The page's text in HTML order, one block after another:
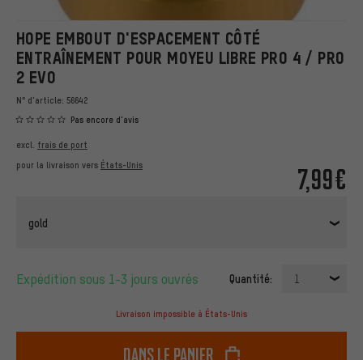
HOPE EMBOUT D'ESPACEMENT CÔTÉ
ENTRAÎNEMENT POUR MOYEU LIBRE PRO 4 / PRO
2 EVO
N° d'article: 56642
Pas encore d'avis
7,99€
excl. frais de port
pour la livraison vers États-Unis
gold
Expédition sous 1-3 jours ouvrés Quantité: 1
Livraison impossible à États-Unis
dans le panier